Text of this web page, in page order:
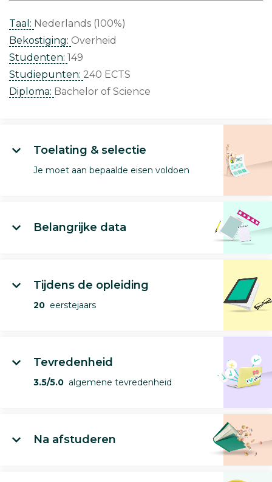
Taal: Nederlands (100%)
Bekostiging: Overheid
Studenten: 149
Studiepunten: 240 ECTS
Diploma: Bachelor of Science
Toelating & selectie
Je moet aan bepaalde eisen voldoen
Belangrijke data
Tijdens de opleiding
20 eerstejaars
Tevredenheid
3.5/5.0 algemene tevredenheid
Na afstuderen